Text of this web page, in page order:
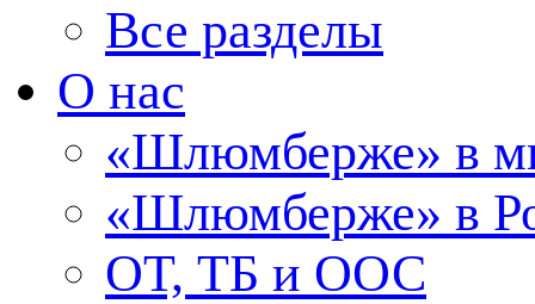
Все разделы
О нас
«Шлюмберже» в
«Шлюмберже» в
ОТ, ТБ и ООС